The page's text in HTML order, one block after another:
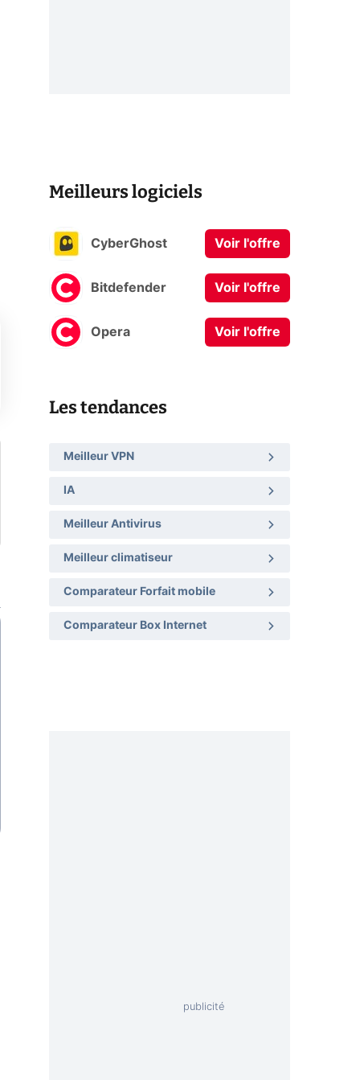
Meilleurs logiciels
CyberGhost Voir l'offre
Bitdefender Voir l'offre
Opera Voir l'offre
Les tendances
Meilleur VPN
IA
Meilleur Antivirus
Meilleur climatiseur
Comparateur Forfait mobile
Comparateur Box Internet